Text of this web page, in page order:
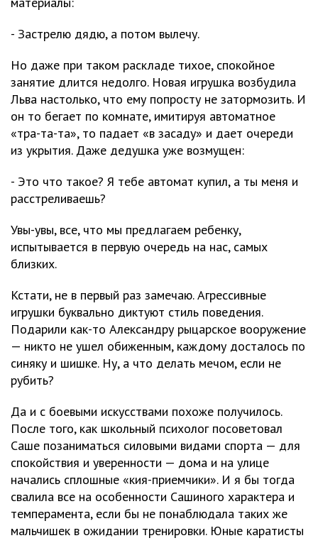
- Застрелю дядю, а потом вылечу.
Но даже при таком раскладе тихое, спокойное
занятие длится недолго. Новая игрушка возбудила
Льва настолько, что ему попросту не затормозить. И
он то бегает по комнате, имитируя автоматное
«тра-та-та», то падает «в засаду» и дает очереди
из укрытия. Даже дедушка уже возмущен:
- Это что такое? Я тебе автомат купил, а ты меня и
расстреливаешь?
Увы-увы, все, что мы предлагаем ребенку,
испытывается в первую очередь на нас, самых
близких.
Кстати, не в первый раз замечаю. Агрессивные
игрушки буквально диктуют стиль поведения.
Подарили как-то Александру рыцарское вооружение
— никто не ушел обиженным, каждому досталось по
синяку и шишке. Ну, а что делать мечом, если не
рубить?
Да и с боевыми искусствами похоже получилось.
После того, как школьный психолог посоветовал
Саше позаниматься силовыми видами спорта — для
спокойствия и уверенности — дома и на улице
начались сплошные «кия-приемчики». И я бы тогда
свалила все на особенности Сашиного характера и
темперамента, если бы не понаблюдала таких же
мальчишек в ожидании тренировки. Юные каратисты